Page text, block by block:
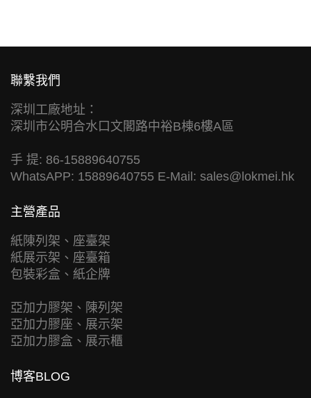
聯繫我們
深圳工廠地址：
深圳市公明合水口文閣路中裕B棟6樓A區
手 提: 86-15889640755
WhatsAPP: 15889640755 E-Mail: sales@lokmei.hk
主營產品
紙陳列架、座臺架
紙展示架、座臺箱
包裝彩盒、紙企牌
亞加力膠架、陳列架
亞加力膠座、展示架
亞加力膠盒、展示櫃
博客BLOG